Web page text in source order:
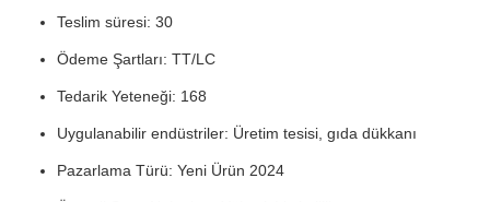
Teslim süresi: 30
Ödeme Şartları: TT/LC
Tedarik Yeteneği: 168
Uygulanabilir endüstriler: Üretim tesisi, gıda dükkanı
Pazarlama Türü: Yeni Ürün 2024